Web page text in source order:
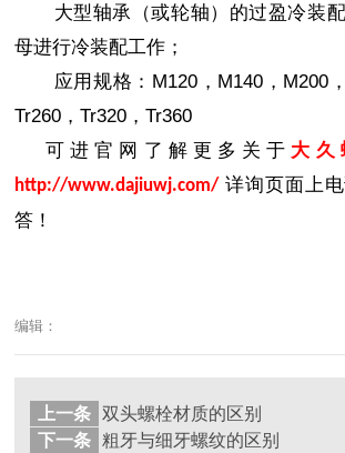
大型轴承（或轮轴）的过盈冷装配
母进行冷装配工作；
应用规格：M120，M140，M200，
Tr260，Tr320，Tr360
可进官网了解更多关于 大久
http://www.dajiuwj.com/ 详询页面上
答！
编辑：
上一条
双头螺栓材质的区别
下一条
粗牙与细牙螺纹的区别